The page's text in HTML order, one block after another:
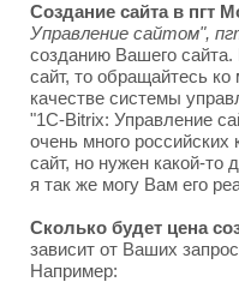
Создание сайта в пгт
Управление сайтом",
созданию Вашего
сайт, то обращайтесь
качестве системы
"1C-Bitrix: Управление
очень много
сайт, но нужен какой-то
я так же могу Вам его
Сколько будет цена
зависит от Ваших
Например: